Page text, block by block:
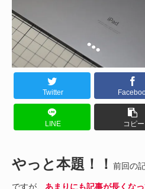
Twitter
LINE コピー
やっと本題！！ 前回の
ですが、 あまりにも記事が長くな